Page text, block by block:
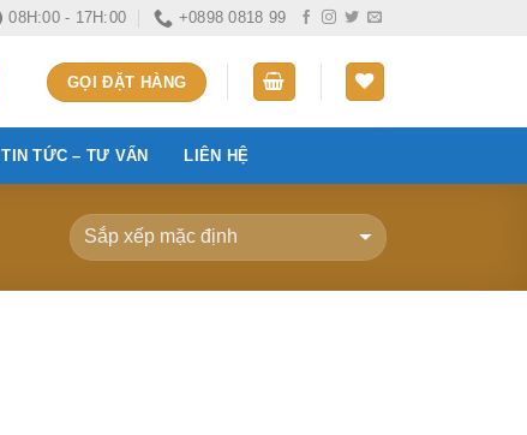
08H:00 - 17H:00 +0898 0818 99
GỌI ĐẶT HÀNG
TIN TỨC – TƯ VẤN LIÊN HỆ